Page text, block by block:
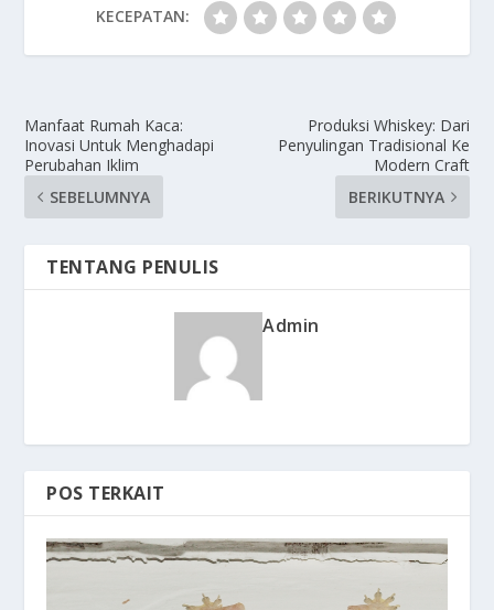
KECEPATAN:
Manfaat Rumah Kaca:
Inovasi Untuk Menghadapi
Perubahan Iklim
SEBELUMNYA
Produksi Whiskey: Dari
Penyulingan Tradisional Ke
Modern Craft
BERIKUTNYA
TENTANG PENULIS
Admin
POS TERKAIT